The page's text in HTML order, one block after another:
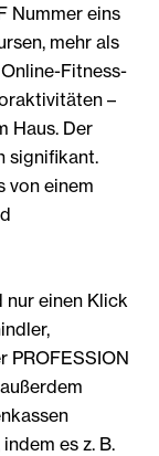
Nummer eins
mehr als
Fitness-
–
Haus. Der
signifikant.
von einem
nur einen Klick
PROFESSION
es z. B.